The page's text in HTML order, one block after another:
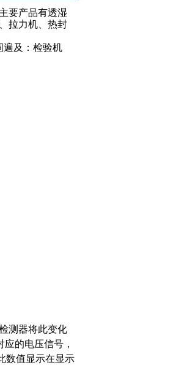
要产品有透湿
拉力机、热封
及：检验机
测器将此变化
的电压信号，
数值显示在显示